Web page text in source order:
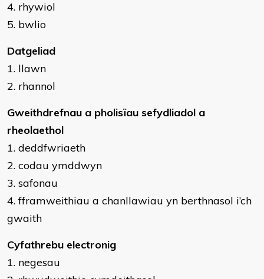
4. rhywiol
5. bwlio
Datgeliad
1. llawn
2. rhannol
Gweithdrefnau a pholisïau sefydliadol a
rheolaethol
1. deddfwriaeth
2. codau ymddwyn
3. safonau
4. fframweithiau a chanllawiau yn berthnasol i’ch
gwaith
Cyfathrebu electronig
1. negesau